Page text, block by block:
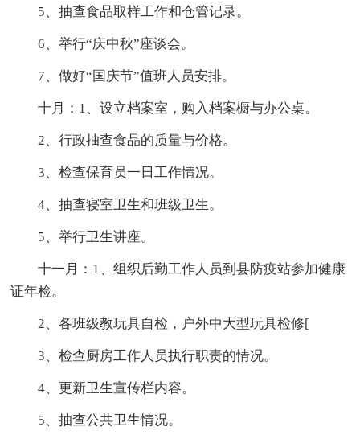
5、抽查食品取样工作和仓管记录。
6、举行“庆中秋”座谈会。
7、做好“国庆节”值班人员安排。
十月：1、设立档案室，购入档案橱与办公桌。
2、行政抽查食品的质量与价格。
3、检查保育员一日工作情况。
4、抽查寝室卫生和班级卫生。
5、举行卫生讲座。
十一月：1、组织后勤工作人员到县防疫站参加健康
证年检。
2、各班级教玩具自检，户外中大型玩具检修[
3、检查厨房工作人员执行职责的情况。
4、更新卫生宣传栏内容。
5、抽查公共卫生情况。